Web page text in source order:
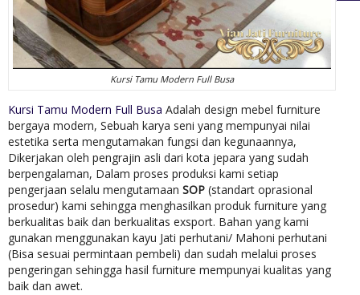
Kursi Tamu Modern Full Busa
Kursi Tamu Modern Full Busa Adalah design mebel furniture
bergaya modern, Sebuah karya seni yang mempunyai nilai
estetika serta mengutamakan fungsi dan kegunaannya,
Dikerjakan oleh pengrajin asli dari kota jepara yang sudah
berpengalaman, Dalam proses produksi kami setiap
pengerjaan selalu mengutamaan SOP (standart oprasional
prosedur) kami sehingga menghasilkan produk furniture yang
berkualitas baik dan berkualitas exsport. Bahan yang kami
gunakan menggunakan kayu Jati perhutani/ Mahoni perhutani
(Bisa sesuai permintaan pembeli) dan sudah melalui proses
pengeringan sehingga hasil furniture mempunyai kualitas yang
baik dan awet.